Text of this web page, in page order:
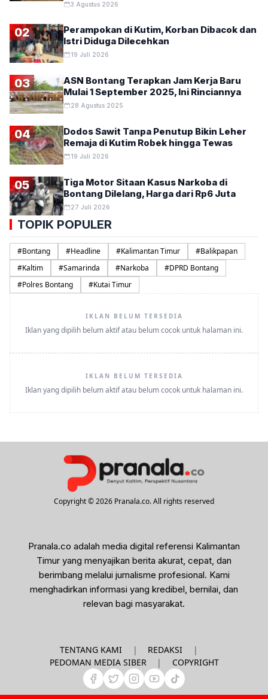
3 Agustus 2026
02
Perampokan di Kutim, Korban Dibacok dan
Istri Diduga Dilecehkan
19 Juli 2026
03
ASN Bontang Terapkan Jam Kerja Baru
Mulai 1 September 2025, Ini Rinciannya
28 Agustus 2025
04
Dodos Sawit Tanpa Penutup Bikin Leher
Remaja di Kutim Robek hingga Tewas
19 Juli 2026
05
Tiga Motor Sitaan Kasus Narkoba di
Bontang Dilelang, Harga dari Rp6 Juta
27 Juli 2026
TOPIK POPULER
#Bontang #Headline #Kalimantan Timur #Balikpapan
#Kaltim #Samarinda #Narkoba #DPRD Bontang
#Polres Bontang #Kutai Timur
IKLAN BELUM TERSEDIA
Iklan yang dipilih belum aktif atau belum cocok untuk halaman ini.
IKLAN BELUM TERSEDIA
Iklan yang dipilih belum aktif atau belum cocok untuk halaman ini.
Copyright © 2026 Pranala.co. All rights reserved
Pranala.co adalah media digital referensi Kalimantan
Timur yang menyajikan berita akurat, cepat, dan
berimbang melalui jurnalisme profesional. Kami
menghadirkan informasi yang kredibel, bernilai, dan
relevan bagi masyarakat.
TENTANG KAMI | REDAKSI
|
PEDOMAN MEDIA SIBER
| COPYRIGHT